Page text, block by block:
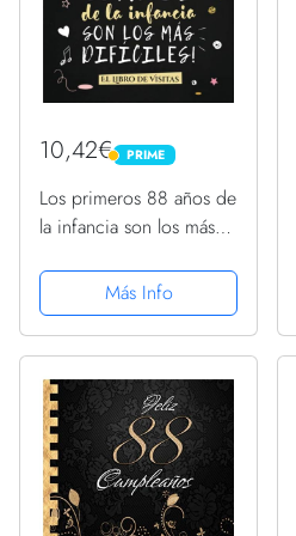
10,42€ PRIME
PRIME
Los primeros 88 años de
la infancia son los más
para el 88 cumpleaños
– Decoración y regalos
originales para hombre o
Más Info